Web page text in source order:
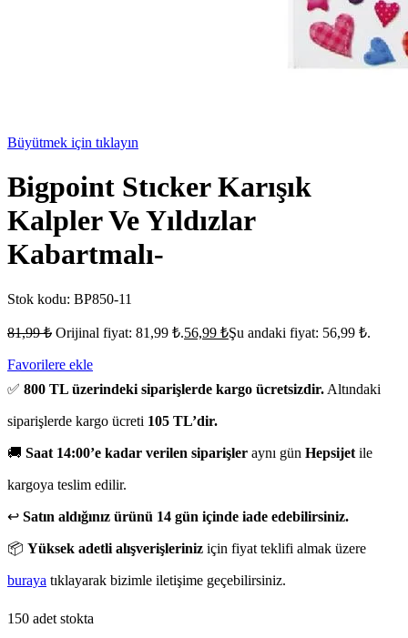
Büyütmek için tıklayın
Bigpoint Stıcker Karışık
Kalpler Ve Yıldızlar
Kabartmalı-
Stok kodu: BP850-11
81,99₺ Orijinal fiyat: 81,99 ₺.56,99 ₺Şu andaki fiyat: 56,99 ₺.
Favorilere ekle
✅ 800 TL üzerindeki siparişlerde kargo ücretsizdir. Altındaki
siparişlerde kargo ücreti 105 TL’dir.
🚚 Saat 14:00’e kadar verilen siparişler aynı gün Hepsijet ile
kargoya teslim edilir.
↩️ Satın aldığınız ürünü 14 gün içinde iade edebilirsiniz.
📦 Yüksek adetli alışverişleriniz için fiyat teklifi almak üzere
buraya tıklayarak bizimle iletişime geçebilirsiniz.
150 adet stokta